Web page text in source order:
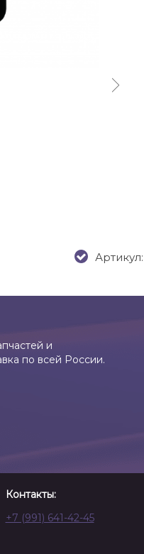
и
по всей России.
Контакты:
+7 (991) 641-42-45